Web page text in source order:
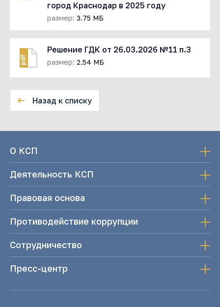
город Краснодар в 2025 году
размер: 3.75 МБ
pdf
Решение ГДК от 26.03.2026 №11 п.3
размер: 2.54 МБ
Назад к списку
О КСП
Деятельность КСП
Правовая основа
Противодействие коррупции
Сотрудничество
Пресс-центр